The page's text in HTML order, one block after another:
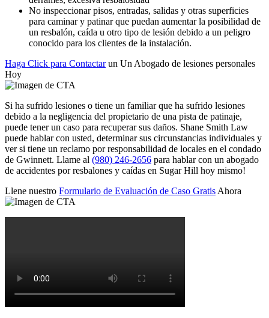
No inspeccionar pisos, entradas, salidas y otras superficies
para caminar y patinar que puedan aumentar la posibilidad de
un resbalón, caída u otro tipo de lesión debido a un peligro
conocido para los clientes de la instalación.
Haga Click para Contactarun Un Abogado de lesiones personales
Hoy
Si ha sufrido lesiones o tiene un familiar que ha sufrido lesiones
debido a la negligencia del propietario de una pista de patinaje,
puede tener un caso para recuperar sus daños. Shane Smith Law
puede hablar con usted, determinar sus circunstancias individuales y
ver si tiene un reclamo por responsabilidad de locales en el condado
de Gwinnett. Llame al (980) 246-2656 para hablar con un abogado
de accidentes por resbalones y caídas en Sugar Hill hoy mismo!
Llene nuestro Formulario de Evaluación de Caso Gratis Ahora